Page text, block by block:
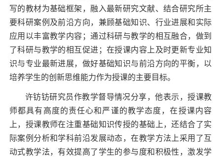
写的教材为基础框架，融入最新研究文献、结合研究所主
要科研案例及前沿方向，兼顾基础知识、行业进展和实际
应用以丰富教学内容；通过科研与教学的相互融合，做到
了科研与教学的相互促进；在授课内容上及时更新专业知
识与专业最新进展，做好基础知识与前沿方向的平衡，以
培养学生的创新思维能力作为授课的主要目标。
许钫钫研究员作教学督导情况分享，他表示，授课教
师都具有高度的责任心和严谨的教学态度，在授课内容
上，授课教师在注重基础知识传授的基础上，还结合了实
际案例分析和学科前沿发展动态，在教学方法上采用了互
动式教学法，有效提高了学生的参与度和积极性，激发学